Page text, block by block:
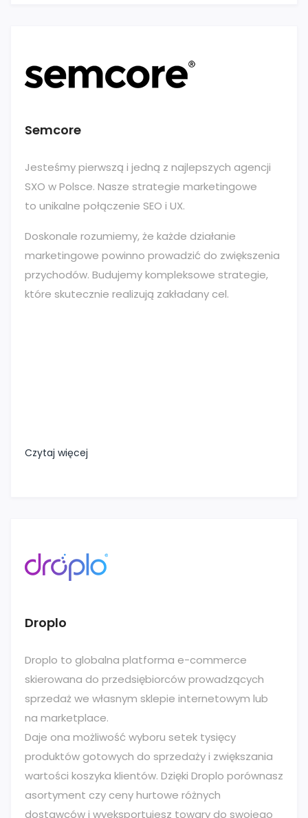
Semcore
Jesteśmy pierwszą i jedną z najlepszych agencji
SXO w Polsce. Nasze strategie marketingowe
to unikalne połączenie SEO i UX.
Doskonale rozumiemy, że każde działanie
marketingowe powinno prowadzić do zwiększenia
przychodów. Budujemy kompleksowe strategie,
które skutecznie realizują zakładany cel.
Czytaj więcej
Droplo
Droplo to globalna platforma e-commerce
skierowana do przedsiębiorców prowadzących
sprzedaż we własnym sklepie internetowym lub
na marketplace.
Daje ona możliwość wyboru setek tysięcy
produktów gotowych do sprzedaży i zwiększania
wartości koszyka klientów. Dzięki Droplo porównasz
asortyment czy ceny hurtowe różnych
dostawców i wyeksportujesz towary do swojego